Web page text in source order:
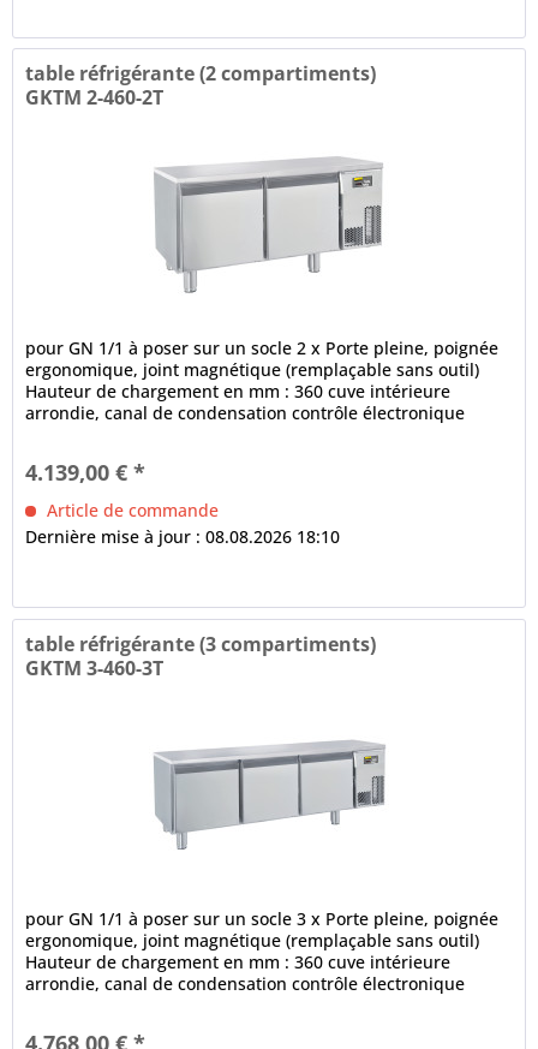
table réfrigérante (2 compartiments)
GKTM 2-460-2T
pour GN 1/1 à poser sur un socle 2 x Porte pleine, poignée
ergonomique, joint magnétique (remplaçable sans outil)
Hauteur de chargement en mm : 360 cuve intérieure
arrondie, canal de condensation contrôle électronique
4.139,00 € *
Article de commande
Dernière mise à jour : 08.08.2026 18:10
table réfrigérante (3 compartiments)
GKTM 3-460-3T
pour GN 1/1 à poser sur un socle 3 x Porte pleine, poignée
ergonomique, joint magnétique (remplaçable sans outil)
Hauteur de chargement en mm : 360 cuve intérieure
arrondie, canal de condensation contrôle électronique
4.768,00 € *